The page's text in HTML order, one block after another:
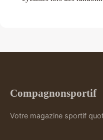
Compagnonsportif
Votre magazine sportif